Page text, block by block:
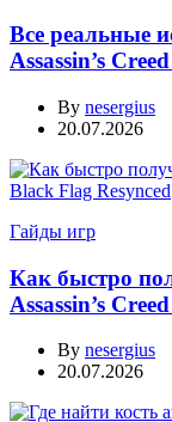
Все реальные
Assassin’s
By nesergius
20.07.2026
Гайды игр
Как быстро
Assassin’s
By nesergius
20.07.2026